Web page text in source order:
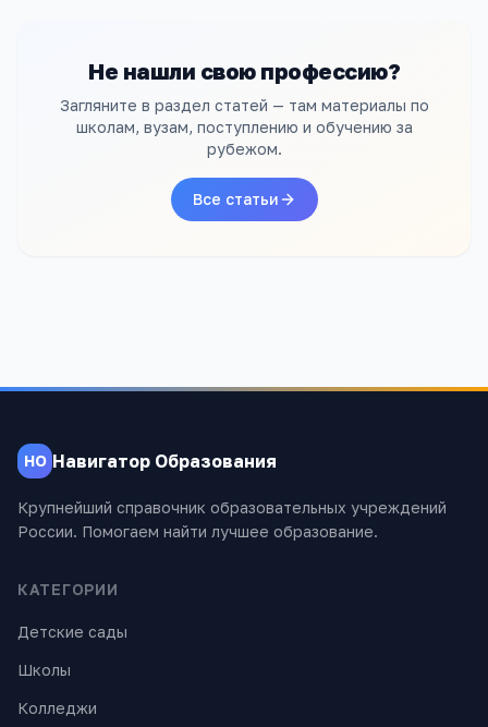
Не нашли свою профессию?
Загляните в раздел статей — там материалы по
школам, вузам, поступлению и обучению за
рубежом.
Все статьи
НО Навигатор Образования
Крупнейший справочник образовательных учреждений
России. Помогаем найти лучшее образование.
КАТЕГОРИИ
Детские сады
Школы
Колледжи